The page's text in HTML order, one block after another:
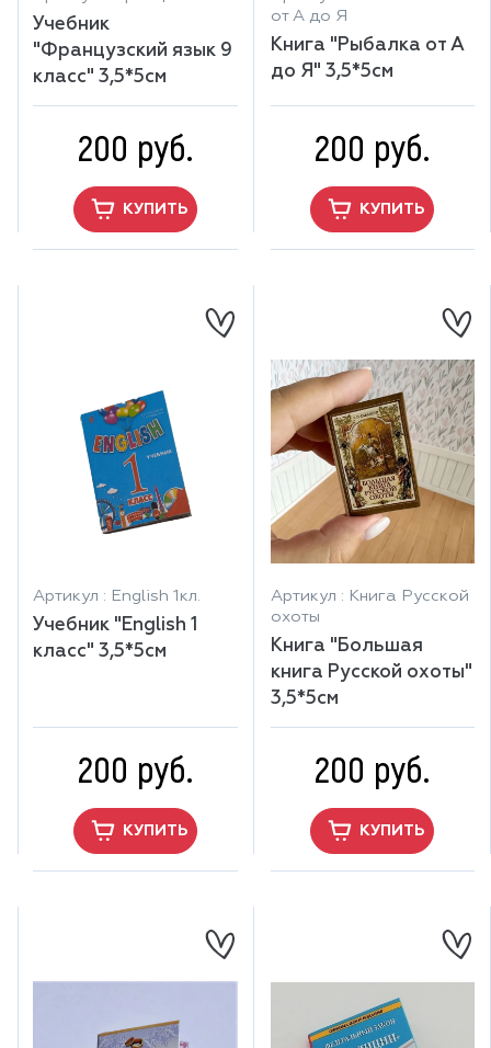
Учебник
"Французский язык 9
класс" 3,5*5см
200 руб.
КУПИТЬ
от А до Я
Книга "Рыбалка от А
до Я" 3,5*5см
200 руб.
КУПИТЬ
Артикул : English 1кл.
Учебник "English 1
класс" 3,5*5см
200 руб.
КУПИТЬ
Артикул : Книга Русской
охоты
Книга "Большая
книга Русской охоты"
3,5*5см
200 руб.
КУПИТЬ